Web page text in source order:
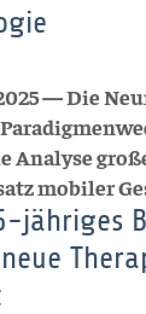
— Die
Analyse
mobiler
jähriges